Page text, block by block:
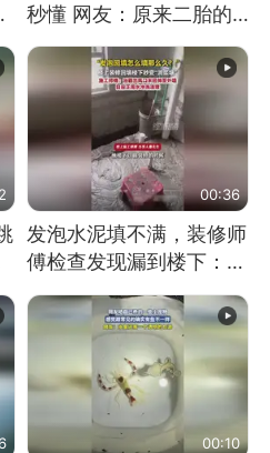
秒懂 网友：原来二胎的
快乐长这样
00:36
发泡水泥填不满，装修师
傅检查发现漏到楼下：出
风口未延伸到外墙
00:10